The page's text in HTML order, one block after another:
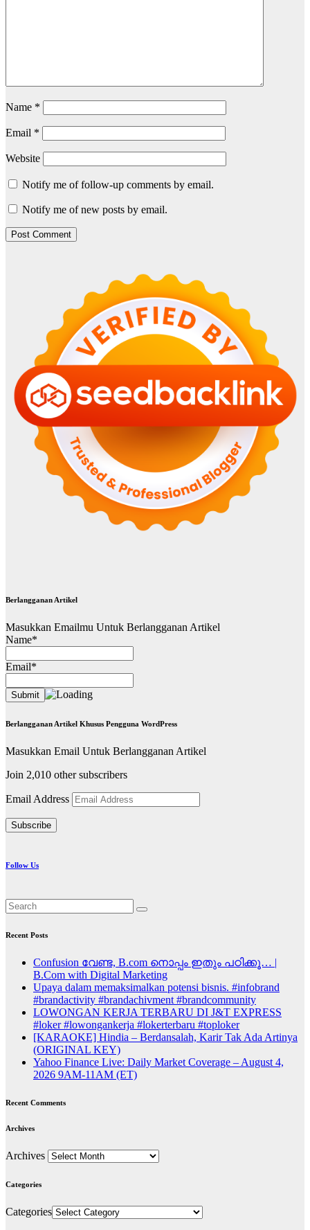
Name *
Email *
Website
Notify me of follow-up comments by email.
Notify me of new posts by email.
Berlangganan Artikel
Masukkan Emailmu Untuk Berlangganan Artikel
Name*
Email*
Berlangganan Artikel Khusus Pengguna WordPress
Masukkan Email Untuk Berlangganan Artikel
Join 2,010 other subscribers
Email Address
Subscribe
Follow Us
Recent Posts
Confusion വേണ്ട, B.com നൊപ്പം ഇതും പഠിക്കൂ… |
B.Com with Digital Marketing
Upaya dalam memaksimalkan potensi bisnis. #infobrand
#brandactivity #brandachivment #brandcommunity
LOWONGAN KERJA TERBARU DI J&T EXPRESS
#loker #lowongankerja #lokerterbaru #toploker
[KARAOKE] Hindia – Berdansalah, Karir Tak Ada Artinya
(ORIGINAL KEY)
Yahoo Finance Live: Daily Market Coverage – August 4,
2026 9AM-11AM (ET)
Recent Comments
Archives
Archives
Categories
Categories